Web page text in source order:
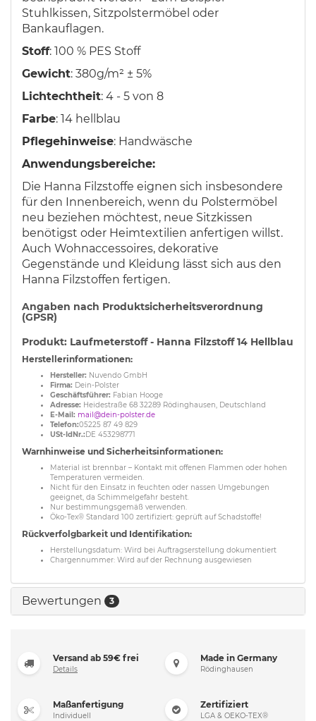
Stuhlkissen, Sitzpolstermöbel oder
Bankauflagen.
Stoff: 100 % PES Stoff
Gewicht: 380g/m² ± 5%
Lichtechtheit: 4 - 5 von 8
Farbe: 14 hellblau
Pflegehinweise: Handwäsche
Anwendungsbereiche:
Die Hanna Filzstoffe eignen sich insbesondere
für den Innenbereich, wenn du Polstermöbel
neu beziehen möchtest, neue Sitzkissen
benötigst oder Heimtextilien anfertigen willst.
Auch Wohnaccessoires, dekorative
Gegenstände und Kleidung lässt sich aus den
Hanna Filzstoffen fertigen.
Angaben nach Produktsicherheitsverordnung
(GPSR)
Produkt: Laufmeterstoff - Hanna Filzstoff 14 Hellblau
Herstellerinformationen:
Hersteller: Nuvendo GmbH
Firma: Dein-Polster
Geschäftsführer: Fabian Hooge
Adresse: Heidestraße 68 32289 Rödinghausen, Deutschland
E-Mail: mail@dein-polster.de
Telefon:05225 87 49 829
USt-IdNr.:DE 453298771
Warnhinweise und Sicherheitsinformationen:
Material ist brennbar – Kontakt mit offenen Flammen oder hohen
Temperaturen vermeiden.
Nicht für den Einsatz in feuchten oder nassen Umgebungen
geeignet, da Schimmelgefahr besteht.
Nur bestimmungsgemäß verwenden.
Öko-Tex® Standard 100 zertifiziert: geprüft auf Schadstoffe!
Rückverfolgbarkeit und Identifikation:
Herstellungsdatum: Wird bei Auftragserstellung dokumentiert
Chargennummer: Wird auf der Rechnung ausgewiesen
Bewertungen 3
Versand ab 59€ frei
Details
Made in Germany
Rödinghausen
Maßanfertigung
Individuell
Zertifiziert
LGA & OEKO-TEX®